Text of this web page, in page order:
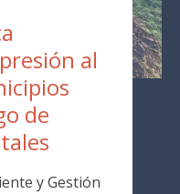
al
de
y Gestión